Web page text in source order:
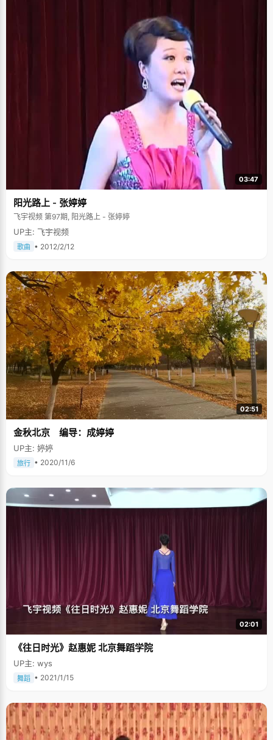
03:47
阳光路上 - 张婷婷
飞宇视频 第97期, 阳光路上 - 张婷婷
UP主: 飞宇视频
歌曲 • 2012/2/12
02:51
金秋北京 编导：成婷婷
UP主: 婷婷
旅行 • 2020/11/6
02:01
《往日时光》赵惠妮 北京舞蹈学院
UP主: wys
舞蹈 • 2021/1/15